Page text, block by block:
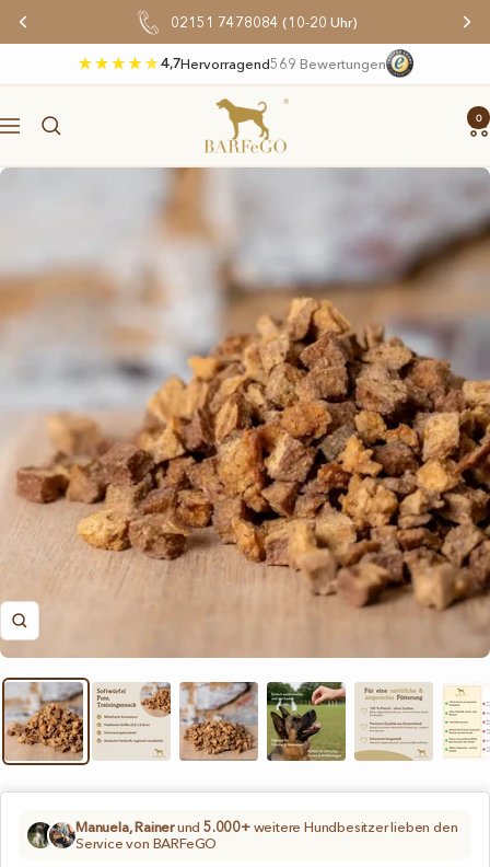
02151 7478084 (10-20 Uhr)
4,7Hervorragend569 Bewertungen
Navigation
BARFeGO® 0
Zoom
Manuela, Rainerund 5.000+weitere Hundbesitzer lieben den
Service von BARFeGO